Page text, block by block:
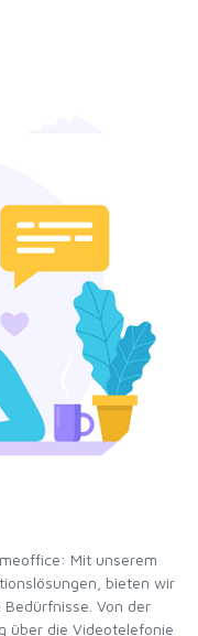
Mit unserem
bieten wir
Von der
über die Videotelefonie